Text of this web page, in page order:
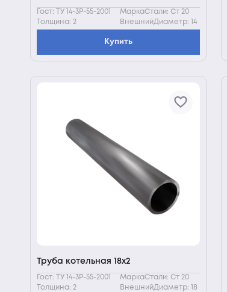
Гост: ТУ 14-3Р-55-2001
МаркаСтали: Ст 20
Толщина: 2
ВнешнийДиаметр: 14
Купить
Труба котельная 18х2
Гост: ТУ 14-3Р-55-2001
МаркаСтали: Ст 20
Толщина: 2
ВнешнийДиаметр: 18